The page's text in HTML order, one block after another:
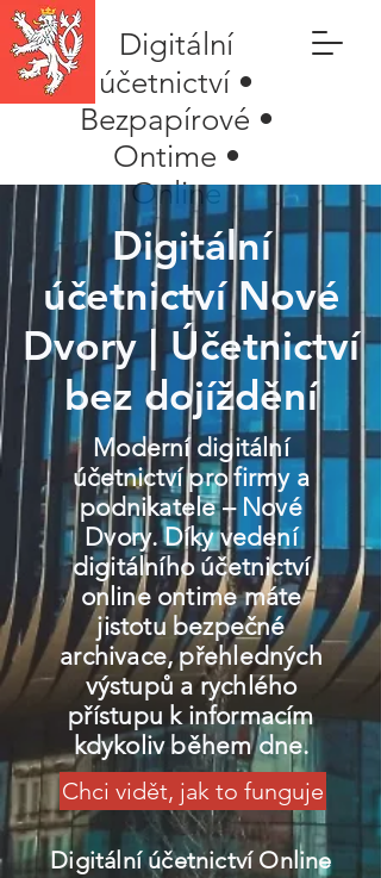
Digitální
účetnictví •
Bezpapírové •
Ontime •
Online
Digitální
účetnictví Nové
Dvory | Účetnictví
bez dojíždění
Moderní digitální
účetnictví pro firmy a
podnikatele – Nové
Dvory. Díky vedení
digitálního účetnictví
online ontime máte
jistotu bezpečné
archivace, přehledných
výstupů a rychlého
přístupu k informacím
kdykoliv během dne.
Chci vidět, jak to funguje
Digitální účetnictví Online